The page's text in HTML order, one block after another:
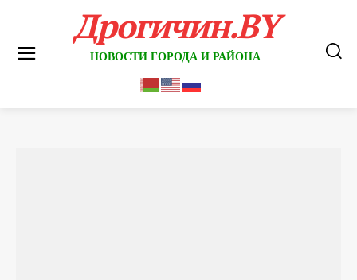
Дрогичин.BY
НОВОСТИ ГОРОДА И РАЙОНА